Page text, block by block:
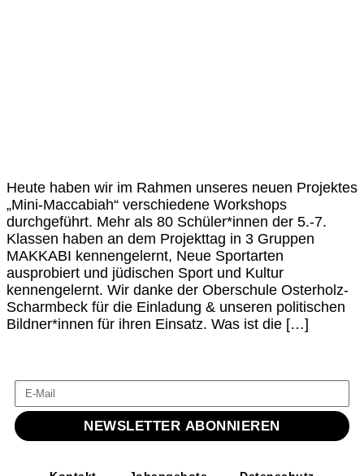
Heute haben wir im Rahmen unseres neuen Projektes
„Mini-Maccabiah“ verschiedene Workshops
durchgeführt. Mehr als 80 Schüler*innen der 5.-7.
Klassen haben an dem Projekttag in 3 Gruppen
MAKKABI kennengelernt, Neue Sportarten
ausprobiert und jüdischen Sport und Kultur
kennengelernt. Wir danke der Oberschule Osterholz-
Scharmbeck für die Einladung & unseren politischen
Bildner*innen für ihren Einsatz. Was ist die […]
NEWSLETTER ABONNIEREN